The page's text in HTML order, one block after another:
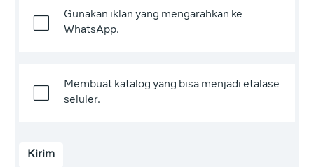
Gunakan iklan yang mengarahkan ke
WhatsApp.
Membuat katalog yang bisa menjadi etalase
seluler.
Kirim